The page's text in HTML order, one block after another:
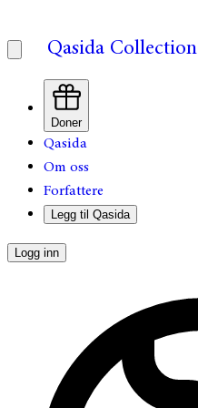
Qasida Collection
Doner
Qasida
Om oss
Forfattere
Legg til Qasida
Logg inn